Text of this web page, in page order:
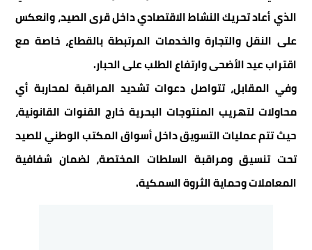
الذي أعاد تحريك النشاط الاقتصادي داخل قرى الصيد، وانعكس
على النقل والتجارة والخدمات المرتبطة بالقطاع، خاصة مع
اقتراب عيد الأضحى وارتفاع الطلب على الحبار.
وفي المقابل، تتواصل دعوات تشديد المراقبة لمحاربة أي
محاولات لتهريب المنتوجات البحرية خارج القنوات القانونية،
حيث تتم عمليات التسويق داخل أسواق المكتب الوطني للصيد
تحت تنسيق ومراقبة السلطات المختصة، لضمان شفافية
المعاملات وحماية الثروة السمكية.